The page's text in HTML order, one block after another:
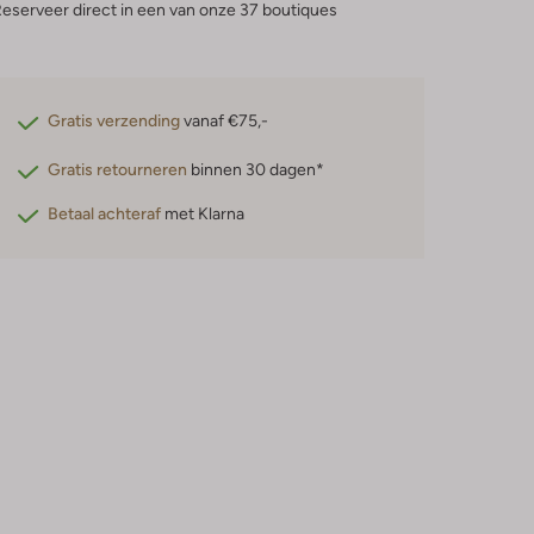
direct in een van onze 37 boutiques
Gratis verzendingvanaf €75,-
Gratis retourneren binnen 30 dagen*
Betaal achteraf met Klarna